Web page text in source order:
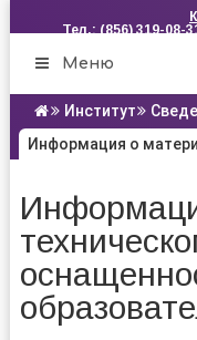
Тел.: (856) 319-08-
Меню
Институт
Информация о